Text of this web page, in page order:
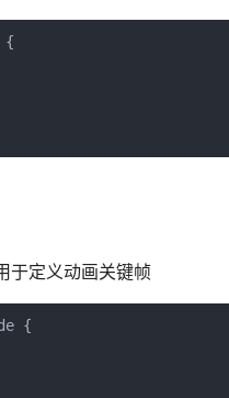
{
于定义动画关键帧
{